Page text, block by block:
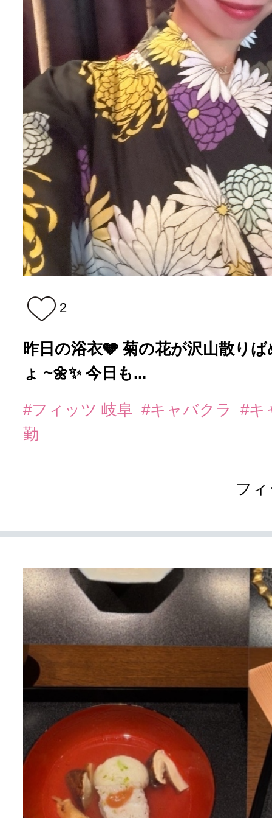
2
昨日の浴衣🩶 菊の花が沢山散り
ょ ~🌼✨ 今日も...
#フィッツ 岐阜 #キャバクラ
#キ
勤
フ